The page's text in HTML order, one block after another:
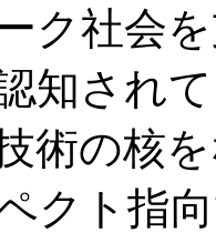
ク社会
知され
術の核
クト指向